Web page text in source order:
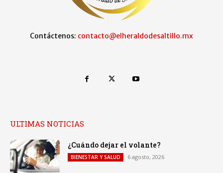
Contáctenos: contacto@elheraldodesaltillo.mx
ULTIMAS NOTICIAS
¿Cuándo dejar el volante?
BIENESTAR Y SALUD 6 agosto, 2026